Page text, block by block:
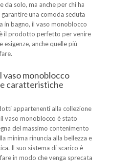
da solo, ma anche per chi ha
garantire una comoda seduta
in bagno, il vaso monoblocco
il prodotto perfetto per venire
anche quelle più
vaso monoblocco
caratteristiche
appartenenti alla collezione
vaso monoblocco è stato
del massimo contenimento
minima rinuncia alla bellezza e
Il suo sistema di scarico è
in modo che venga sprecata